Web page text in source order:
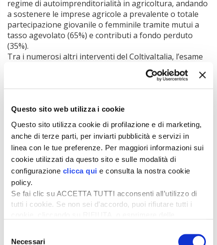
Questo sito web utilizza i cookie
Questo sito utilizza cookie di profilazione e di marketing,
anche di terze parti, per inviarti pubblicità e servizi in
linea con le tue preferenze. Per maggiori informazioni sui
cookie utilizzati da questo sito e sulle modalità di
configurazione clicca qui e consulta la nostra cookie
policy.
Se fai clic su ACCETTA TUTTI acconsenti all’utilizzo di
tutti i cookie. Se non sei d’accordo, puoi rifiutare tutti i
desideri accettare e cliccando ACCETTA SELEZIONATI.
Necessari
regime di autoimprenditorialità in agricoltura, andando
a sostenere le imprese agricole a prevalente o totale
partecipazione giovanile o femminile tramite mutui a
tasso agevolato (65%) e contributi a fondo perduto
(35%).
Tra i numerosi altri interventi del ColtivaItalia, l’esame
parlamentare ha previsto la nomina di un commissario
straordinario incaricato di fronteggiare l’emergenza
Xylella fastidiosae di completarne il processo di
3 milioni di euro per il triennio 2026-2028 all’attività del
commissario, che resterà in carica fino al 2028 e potrà
essere affiancato da due subcommissari.
Decreti attuativi concertati
I numerosi interventi contenuti nel ColtivaItalia
necessiteranno di diversi decreti attuativi, che saranno
costruiti – ha spiegato il ministro Lollobrigida – «su
parametri che sceglieremo insieme al mondo